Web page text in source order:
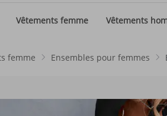
Vêtements femme Vêtements
femme Ensembles pour femmes